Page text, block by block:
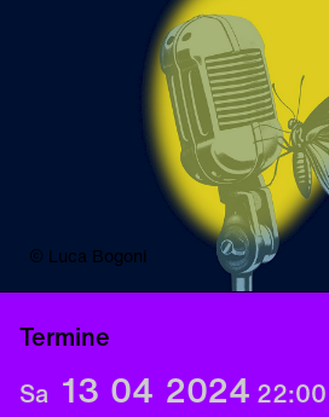
© Luca Bogoni
Termine
Sa 13 04 2024 22:00